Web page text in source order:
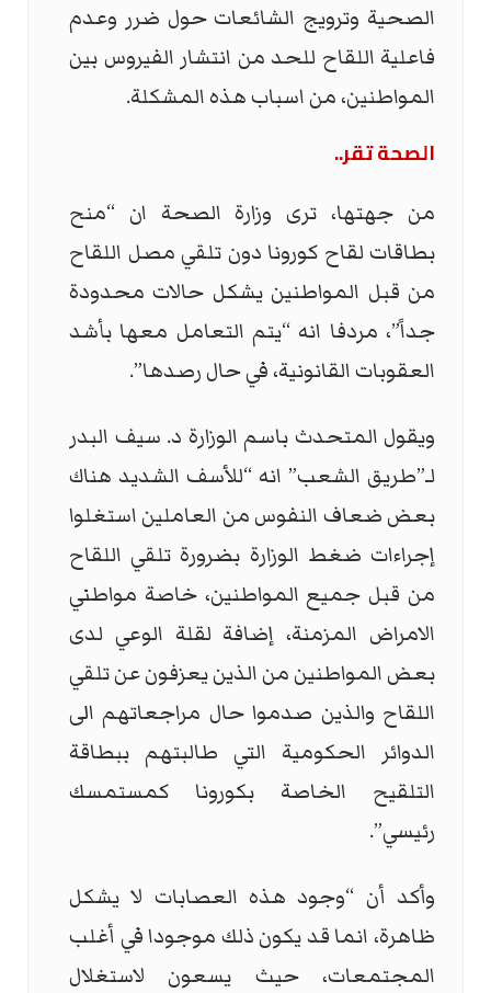
الصحية وترويج الشائعات حول ضرر وعدم
فاعلية اللقاح للحد من انتشار الفيروس بين
المواطنين، من اسباب هذه المشكلة.
الصحة تقر..
من جهتها، ترى وزارة الصحة ان “منح
بطاقات لقاح كورونا دون تلقي مصل اللقاح
من قبل المواطنين يشكل حالات محدودة
جداً”، مردفا انه “يتم التعامل معها بأشد
العقوبات القانونية، في حال رصدها”.
ويقول المتحدث باسم الوزارة د. سيف البدر
لـ”طريق الشعب” انه “للأسف الشديد هناك
بعض ضعاف النفوس من العاملين استغلوا
إجراءات ضغط الوزارة بضرورة تلقي اللقاح
من قبل جميع المواطنين، خاصة مواطني
الامراض المزمنة، إضافة لقلة الوعي لدى
بعض المواطنين من الذين يعزفون عن تلقي
اللقاح والذين صدموا حال مراجعاتهم الى
الدوائر الحكومية التي طالبتهم ببطاقة
التلقيح الخاصة بكورونا كمستمسك
رئيسي”.
وأكد أن “وجود هذه العصابات لا يشكل
ظاهرة، انما قد يكون ذلك موجودا في أغلب
المجتمعات، حيث يسعون لاستغلال